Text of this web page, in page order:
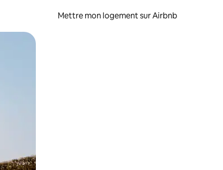
Mettre mon logement sur Airbnb